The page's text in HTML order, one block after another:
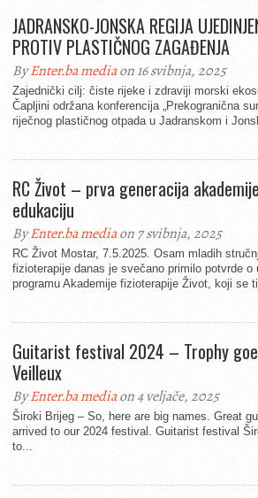
JADRANSKO-JONSKA REGIJA
PROTIV PLASTIČNOG ZAGAĐENJA
ByEnter.ba mediaon 16 svibnja, 2025
Zajednički cilj: čiste rijeke i zdraviji morski
Čapljini održana konferencija „Prekogranična
riječnog plastičnog otpada u Jadranskom i
RC Život – prva generacija
edukaciju
ByEnter.ba mediaon 7 svibnja, 2025
RC Život Mostar, 7.5.2025. Osam mladih
fizioterapije danas je svečano primilo potvrde o
programu Akademije fizioterapije Život, koji se
Guitarist festival 2024 – Trophy
Veilleux
ByEnter.ba mediaon 4 veljače, 2025
Široki Brijeg – So, here are big names. Great
arrived to our 2024 festival. Guitarist festival
to...